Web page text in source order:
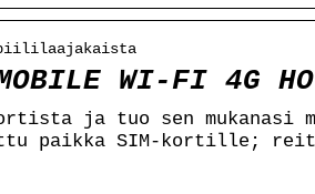
WI-FI 4G
ja tuo sen mukanasi
paikka SIM-kortille;